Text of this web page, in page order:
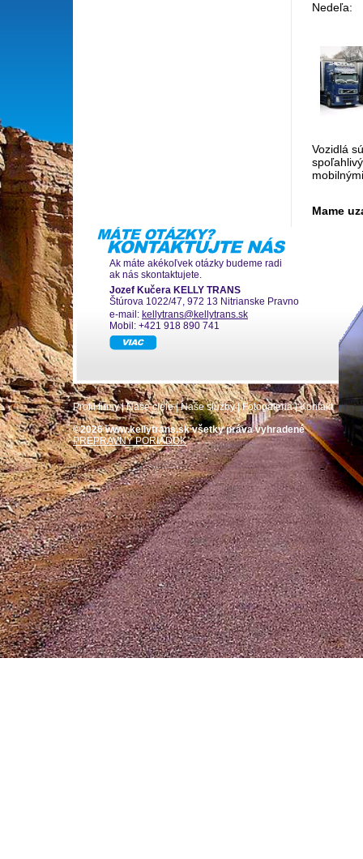
Vozidlá
Mame
Ak máte akékoľvek otázky budeme radi
ak nás skontaktujete.
Jozef Kučera KELLY TRANS
Štúrova 1022/47, 972 13 Nitrianske Pravno
e-mail: kellytrans@kellytrans.sk
Mobil: +421 918 890 741
Profil firmy|Naše ciele|Naše služby|Fotogaleria|Kontakt
©2026 www.kellytrans.sk všetky práva vyhradené
PREPRAVNÝ PORIADOK